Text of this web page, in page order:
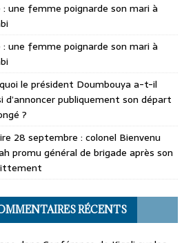
: une femme poignarde son mari à
: une femme poignarde son mari à
le président Doumbouya a-t-il
d’annoncer publiquement son départ
?
28 septembre : colonel Bienvenu
promu général de brigade après son
RÉCENTS